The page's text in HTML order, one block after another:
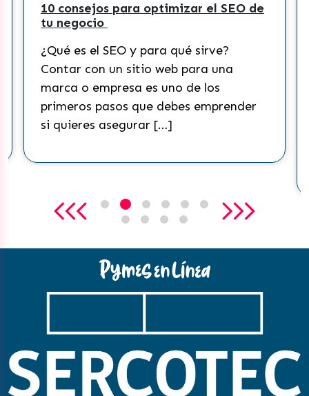
10 consejos para optimizar el SEO de
tu negocio
¿Qué es el SEO y para qué sirve?
Contar con un sitio web para una
marca o empresa es uno de los
primeros pasos que debes emprender
si quieres asegurar […]